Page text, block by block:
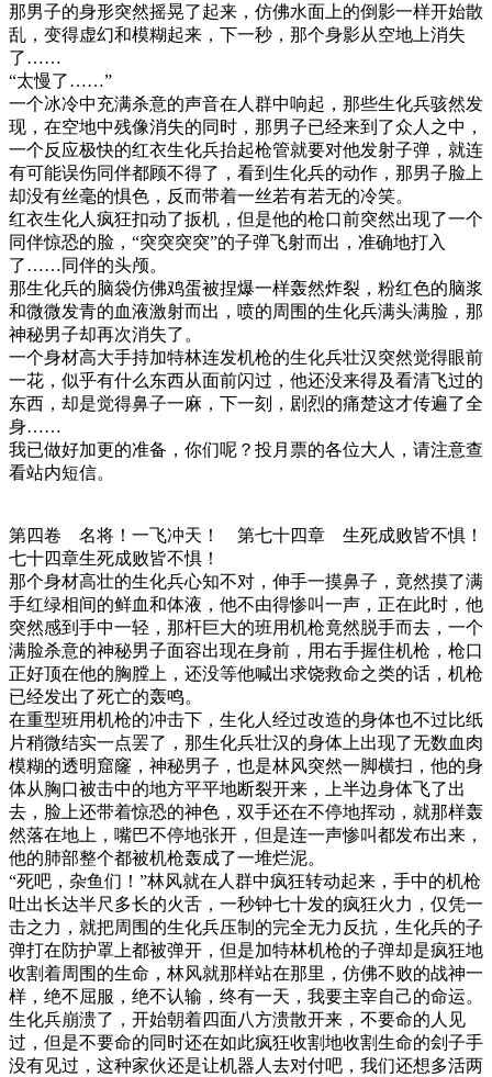
那男子的身形突然摇晃了起来，仿佛水面上的倒影一样开始散
乱，变得虚幻和模糊起来，下一秒，那个身影从空地上消失
了……
“太慢了……”
一个冰冷中充满杀意的声音在人群中响起，那些生化兵骇然发
现，在空地中残像消失的同时，那男子已经来到了众人之中，
一个反应极快的红衣生化兵抬起枪管就要对他发射子弹，就连
有可能误伤同伴都顾不得了，看到生化兵的动作，那男子脸上
却没有丝毫的惧色，反而带着一丝若有若无的冷笑。
红衣生化人疯狂扣动了扳机，但是他的枪口前突然出现了一个
同伴惊恐的脸，“突突突突”的子弹飞射而出，准确地打入
了……同伴的头颅。
那生化兵的脑袋仿佛鸡蛋被捏爆一样轰然炸裂，粉红色的脑浆
和微微发青的血液激射而出，喷的周围的生化兵满头满脸，那
神秘男子却再次消失了。
一个身材高大手持加特林连发机枪的生化兵壮汉突然觉得眼前
一花，似乎有什么东西从面前闪过，他还没来得及看清飞过的
东西，却是觉得鼻子一麻，下一刻，剧烈的痛楚这才传遍了全
身……
我已做好加更的准备，你们呢？投月票的各位大人，请注意查
看站内短信。
第四卷 名将！一飞冲天！ 第七十四章 生死成败皆不惧！
七十四章生死成败皆不惧！
那个身材高壮的生化兵心知不对，伸手一摸鼻子，竟然摸了满
手红绿相间的鲜血和体液，他不由得惨叫一声，正在此时，他
突然感到手中一轻，那杆巨大的班用机枪竟然脱手而去，一个
满脸杀意的神秘男子面容出现在身前，用右手握住机枪，枪口
正好顶在他的胸膛上，还没等他喊出求饶救命之类的话，机枪
已经发出了死亡的轰鸣。
在重型班用机枪的冲击下，生化人经过改造的身体也不过比纸
片稍微结实一点罢了，那生化兵壮汉的身体上出现了无数血肉
模糊的透明窟窿，神秘男子，也是林风突然一脚横扫，他的身
体从胸口被击中的地方平平地断裂开来，上半边身体飞了出
去，脸上还带着惊恐的神色，双手还在不停地挥动，就那样轰
然落在地上，嘴巴不停地张开，但是连一声惨叫都发布出来，
他的肺部整个都被机枪轰成了一堆烂泥。
“死吧，杂鱼们！”林风就在人群中疯狂转动起来，手中的机枪
吐出长达半尺多长的火舌，一秒钟七十发的疯狂火力，仅凭一
击之力，就把周围的生化兵压制的完全无力反抗，生化兵的子
弹打在防护罩上都被弹开，但是加特林机枪的子弹却是疯狂地
收割着周围的生命，林风就那样站在那里，仿佛不败的战神一
样，绝不屈服，绝不认输，终有一天，我要主宰自己的命运。
生化兵崩溃了，开始朝着四面八方溃散开来，不要命的人见
过，但是不要命的同时还在如此疯狂收割地收割生命的刽子手
没有见过，这种家伙还是让机器人去对付吧，我们还想多活两